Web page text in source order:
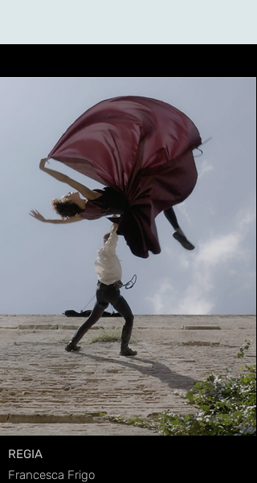
REGIA
Francesca Frigo